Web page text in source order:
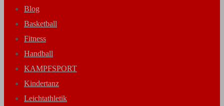
Blog
Basketball
Fitness
Handball
KAMPFSPORT
Kindertanz
Leichtathletik